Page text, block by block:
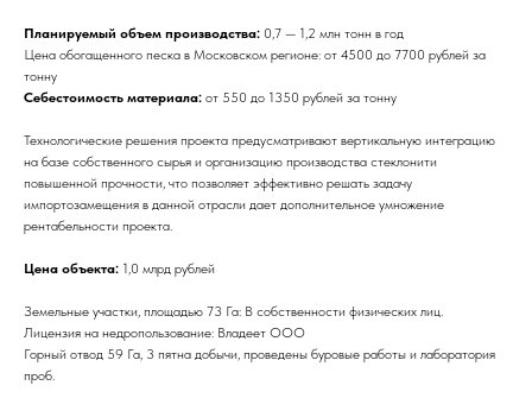
Планируемый объем производства: 0,7 — 1,2 млн тонн в год
Цена обогащенного песка в Московском регионе: от 4500 до 7700 рублей за
тонну
Себестоимость материала: от 550 до 1350 рублей за тонну
Технологические решения проекта предусматривают вертикальную интеграцию
на базе собственного сырья и организацию производства стеклонити
повышенной прочности, что позволяет эффективно решать задачу
импортозамещения в данной отрасли дает дополнительное умножение
рентабельности проекта.
Цена объекта: 1,0 млрд рублей
Земельные участки, площадью 73 Га: В собственности физических лиц.
Лицензия на недропользование: Владеет ООО
Горный отвод 59 Га, 3 пятна добычи, проведены буровые работы и лаборатория
проб.